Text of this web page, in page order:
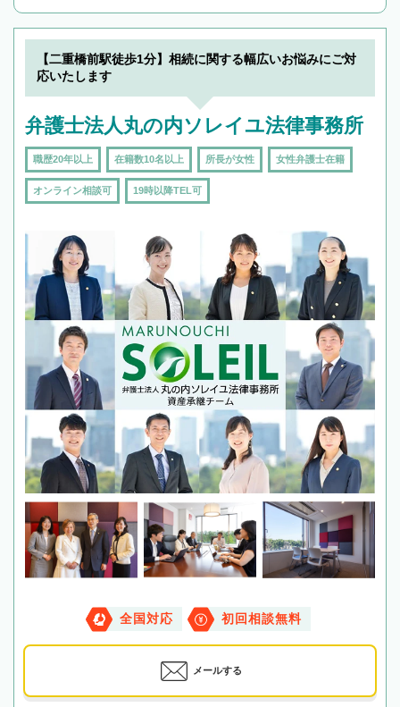
んで検索してみましょう。
19時以降TEL可の条件
を加えて再検索
【二重橋前駅徒歩1分】相続に関する幅広いお悩みにご対
応いたします
弁護士法人丸の内ソレイユ法律事務所
職歴20年以上 在籍数10名以上 所長が女性 女性弁護士在籍
オンライン相談可 19時以降TEL可
全国対応 初回相談無料
メールする